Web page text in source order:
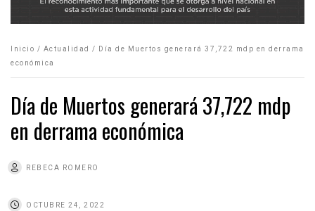
Inicio / Actualidad /
Día de Muertos generará 37,722 mdp en derrama
económica
Día de Muertos generará 37,722 mdp
en derrama económica
REBECA ROMERO
OCTUBRE 24, 2022